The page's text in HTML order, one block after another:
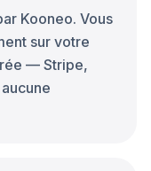
Kooneo. Vous
sur votre
— Stripe,